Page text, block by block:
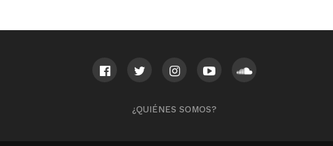
¿QUIÉNES SOMOS?